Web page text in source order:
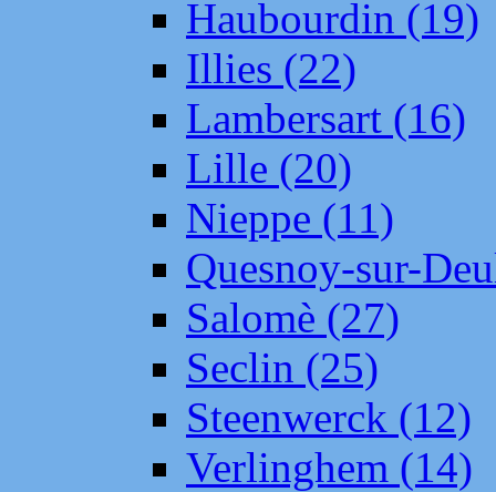
Haubourdin (19)
Illies (22)
Lambersart (16)
Lille (20)
Nieppe (11)
Quesnoy-sur-
Salomè (27)
Seclin (25)
Steenwerck (12)
Verlinghem (14)